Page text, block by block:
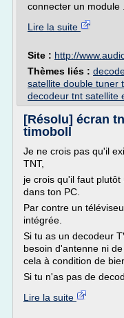
connecter un module
Lire la suite
Site : http://
Thèmes liés :
satellite double tuner
decodeur tnt satellite
[Résolu] écran
timoboll
Je ne crois pas qu'il
TNT,
je crois qu'il faut
dans ton PC.
Par contre un
intégrée.
Si tu as un decodeur
besoin d'antenne ni
cela à condition de
Si tu n'as pas de
Lire la suite